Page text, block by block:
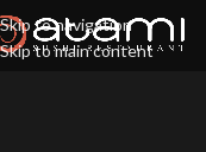
Skip to navigation
Skip to main content